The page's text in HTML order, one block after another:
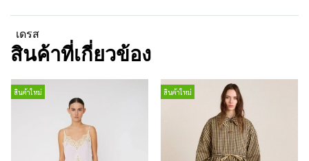
เดรส
สินค้าที่เกี่ยวข้อง
สินค้าใหม่ สินค้าใหม่